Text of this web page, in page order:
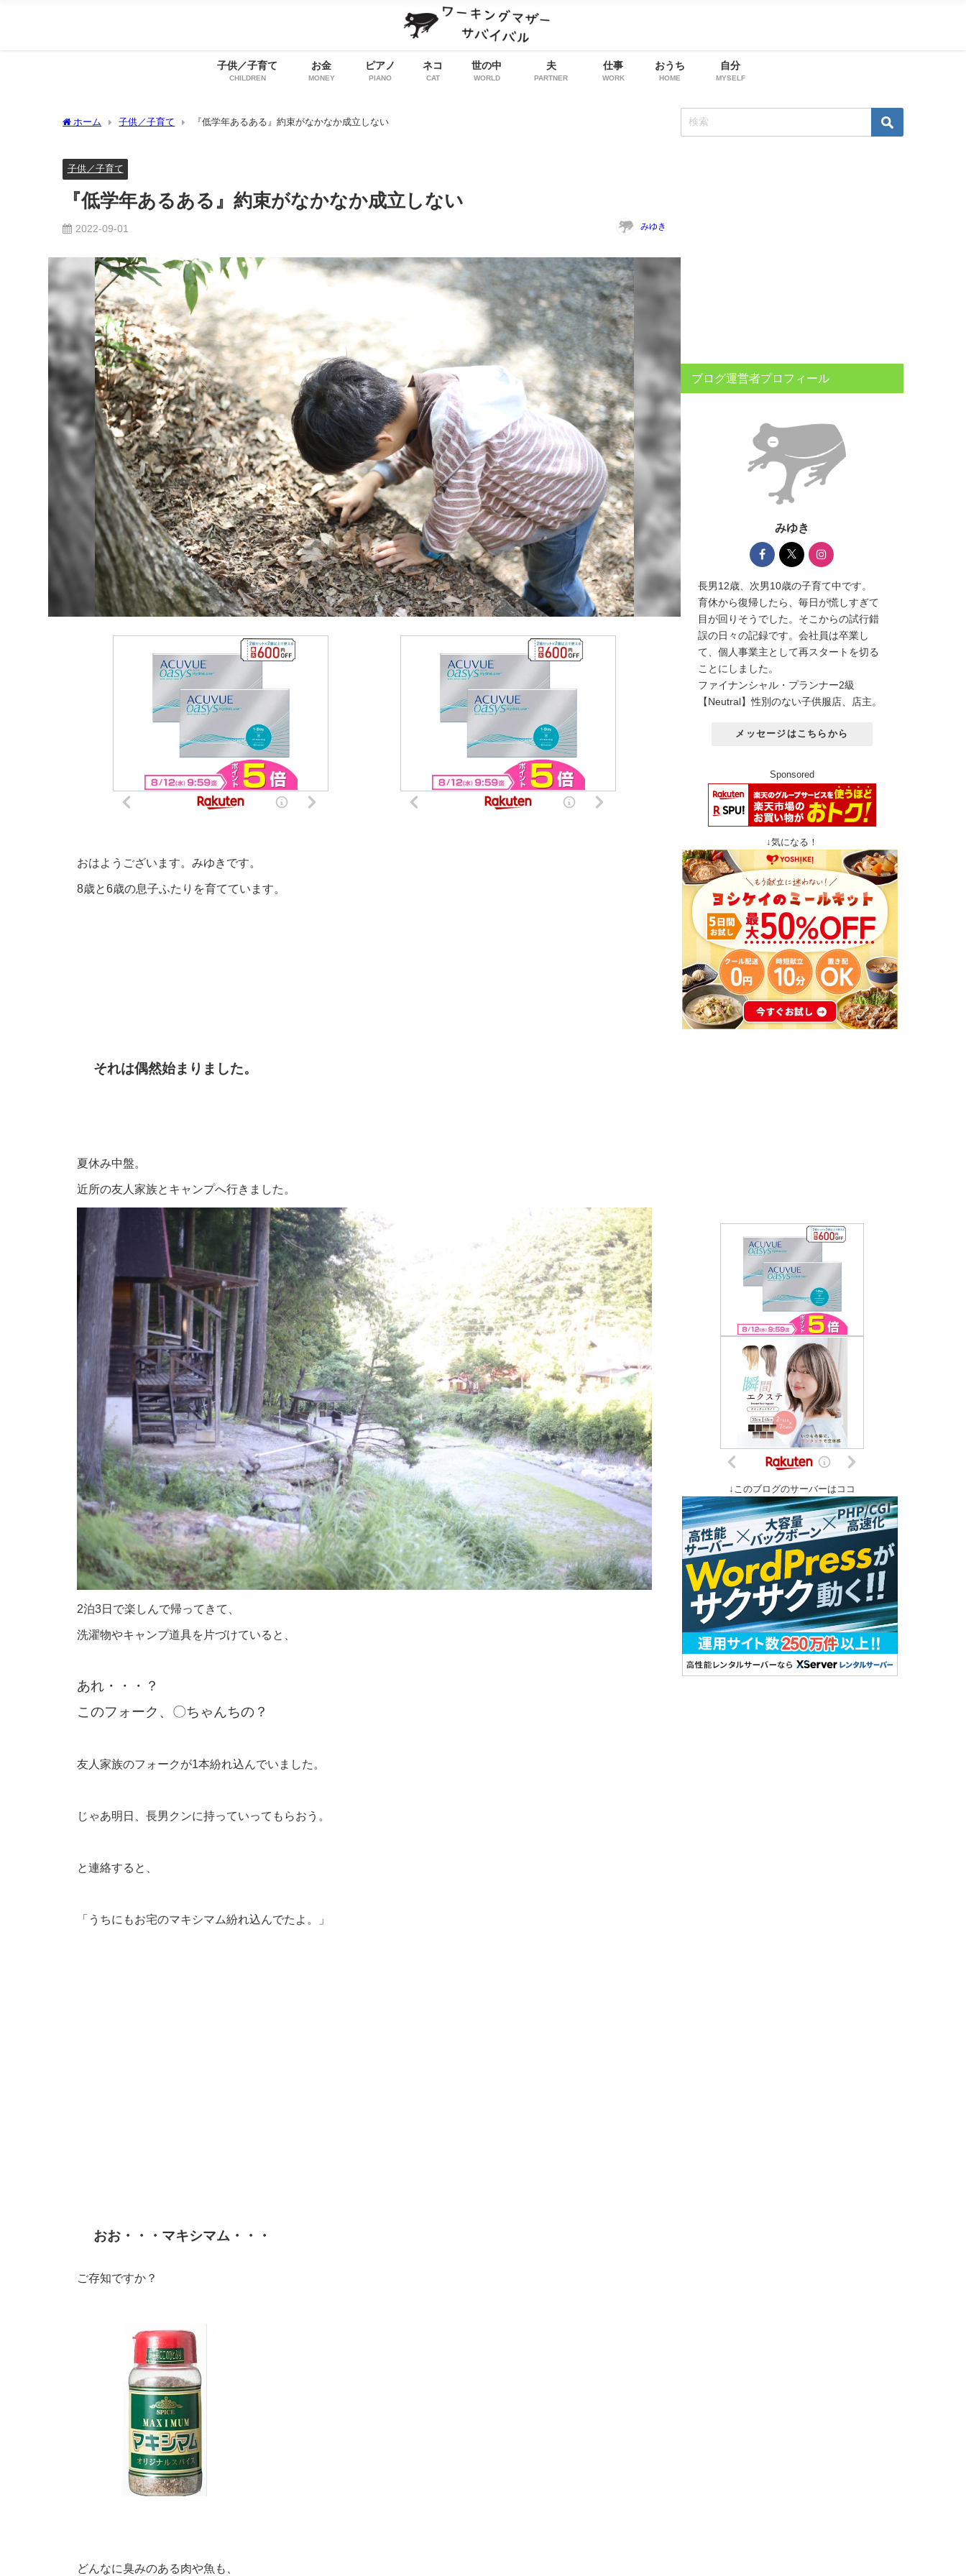
子供／子育て
CHILDREN
お金
MONEY
ピアノ
PIANO
ネコ
CAT
世の中
WORLD
夫
PARTNER
仕事
WORK
おうち
HOME
自分
MYSELF
ホーム 子供／子育て 『低学年あるある』約束がなかなか成立しない
子供／子育て
『低学年あるある』約束がなかなか成立しない
2022-09-01 みゆき
おはようございます。みゆきです。
8歳と6歳の息子ふたりを育てています。
それは偶然始まりました。
夏休み中盤。
近所の友人家族とキャンプへ行きました。
2泊3日で楽しんで帰ってきて、
洗濯物やキャンプ道具を片づけていると、
あれ・・・？
このフォーク、〇ちゃんちの？
友人家族のフォークが1本紛れ込んでいました。
じゃあ明日、長男クンに持っていってもらおう。
と連絡すると、
「うちにもお宅のマキシマム紛れ込んでたよ。」
おお・・・マキシマム・・・
ご存知ですか？
どんなに臭みのある肉や魚も、
ブログ運営者プロフィール
みゆき
長男12歳、次男10歳の子育て中です。
育休から復帰したら、毎日が慌しすぎて
目が回りそうでした。そこからの試行錯
誤の日々の記録です。会社員は卒業し
て、個人事業主として再スタートを切る
ことにしました。
ファイナンシャル・プランナー2級
【Neutral】性別のない子供服店、店主。
メッセージはこちらから
Sponsored
↓気になる！
↓このブログのサーバーはココ